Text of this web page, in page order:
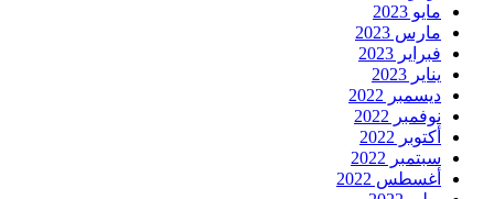
مايو 2023
مارس 2023
فبراير 2023
يناير 2023
ديسمبر 2022
نوفمبر 2022
أكتوبر 2022
سبتمبر 2022
أغسطس 2022